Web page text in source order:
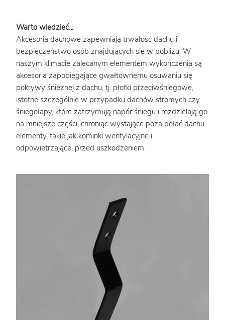
Warto wiedzieć...
Akcesoria dachowe zapewniają trwałość dachu i
bezpieczeństwo osób znajdujących się w pobliżu. W
naszym klimacie zalecanym elementem wykończenia są
akcesoria zapobiegające gwałtownemu osuwaniu się
pokrywy śnieżnej z dachu, tj. płotki przeciwśniegowe,
istotne szczególnie w przypadku dachów stromych czy
śniegołapy, które zatrzymują napór śniegu i rozdzielają go
na mniejsze części, chroniąc wystające poza połać dachu
elementy, takie jak kominki wentylacyjne i
odpowietrzające, przed uszkodzeniem.